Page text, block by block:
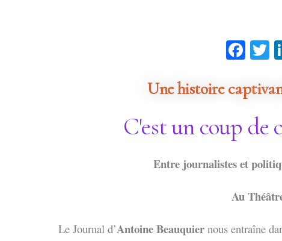
Une histoire
C'est un coup
Entre journalistes et
Au
Le Journal d’Antoine Beauquier nous entraîne